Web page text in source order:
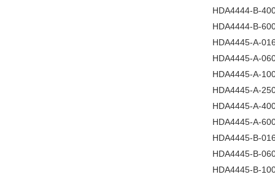
HDA4444-B-
HDA4444-B-
HDA4445-A-
HDA4445-A-
HDA4445-A-
HDA4445-A-
HDA4445-A-
HDA4445-A-
HDA4445-B-
HDA4445-B-
HDA4445-B-